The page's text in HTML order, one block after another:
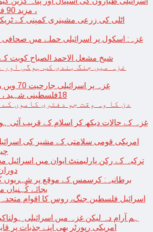
، مزید 90 فلسطینی شہید
اٹلی کی زرعی مشینری کمپنی کے
غزہ: اسکول پر اسرائیلی حملے میں صحافی
شیخ مشعل الاحمد الصباح کویت کے
غزہ میں جنگ بندی کب ہوگی اور
غزہ پر
18فلسطینی شہید ، درجنوں زخمی
دن کا وہ وقت جو دفتری کاموں
امریکی قومی سلامتی کے مشیر کی
ترکیہ کے رکن پارلیمنٹ ایوان میں اسرائیل
برطانیہ: کرسمس کے موقع پر شہریوں
بجائے کُہنیاں
اسرائیل فلسطین جنگ، روس کا اقوام متحدہ
ہم آرام دہ لیکن غزہ میں اسرائیلی
امریکی رپورٹر بھی اپنے جذبات پر